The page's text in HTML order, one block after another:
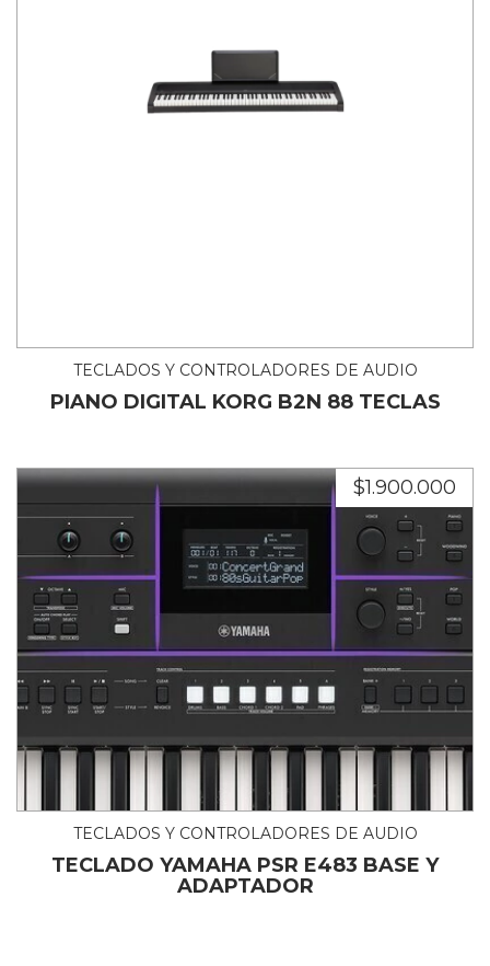
TECLADOS Y CONTROLADORES DE AUDIO
PIANO DIGITAL KORG B2N 88 TECLAS
$1.900.000
TECLADOS Y CONTROLADORES DE AUDIO
TECLADO YAMAHA PSR E483 BASE Y
ADAPTADOR